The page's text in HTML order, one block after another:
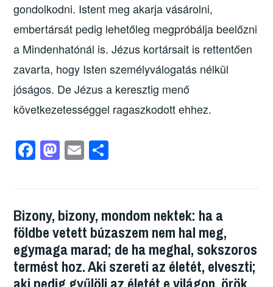
gondolkodni. Istent meg akarja vásárolni,
embertársát pedig lehetőleg megpróbálja beelőzni
a Mindenhatónál is. Jézus kortársait is rettentően
zavarta, hogy Isten személyválogatás nélkül
jóságos. De Jézus a keresztig menő
következetességgel ragaszkodott ehhez.
F
a
e
b
o
o
M
a
o
d
o
n
E
m
a
m
e
g
Bizony, bizony, mondom nektek: ha a
földbe vetett búzaszem nem hal meg,
egymaga marad; de ha meghal, sokszoros
termést hoz. Aki szereti az életét, elveszti;
aki pedig gyűlöli az életét e világon, örök